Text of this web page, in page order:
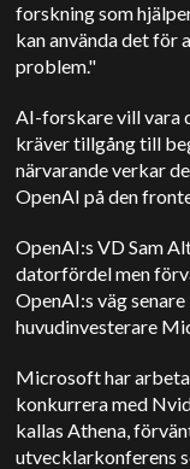
forskning som
kan använda det för
problem."
AI-forskare vill vara
kräver tillgång till
närvarande verkar
OpenAI på den
OpenAI:s VD Sam
datorfördel men
OpenAI:s väg
huvudinvesterare
Microsoft har
konkurrera med
kallas Athena,
utvecklarkonferens